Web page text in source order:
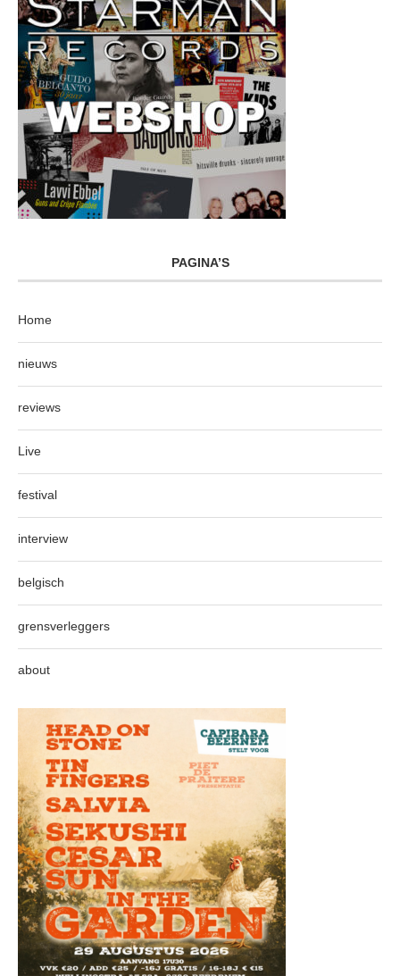
PAGINA’S
Home
nieuws
reviews
Live
festival
interview
belgisch
grensverleggers
about